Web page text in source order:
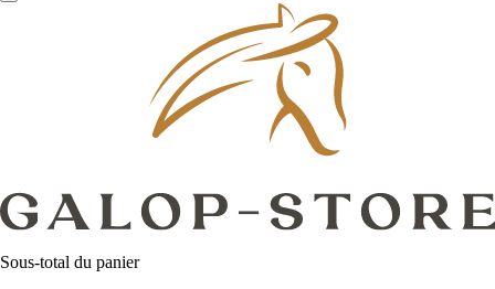
Sous-total du panier